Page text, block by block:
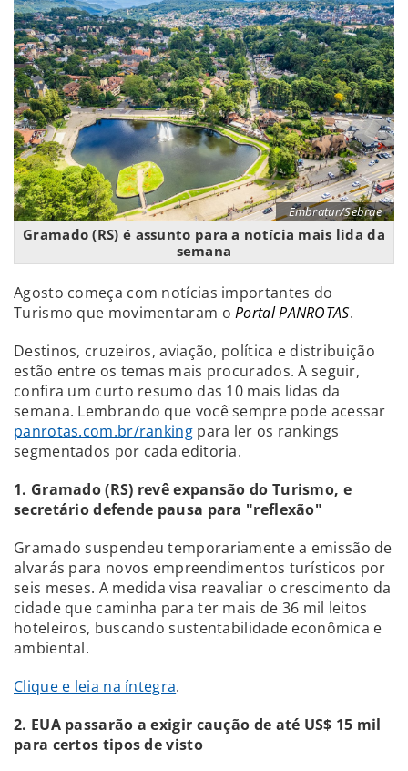
Embratur/Sebrae
Gramado (RS) é assunto para a notícia mais lida da
semana
Agosto começa com notícias importantes do
Turismo que movimentaram oPortal PANROTAS.
Destinos, cruzeiros, aviação, política e distribuição
estão entre os temas mais procurados. A seguir,
confira um curto resumo das 10 mais lidas da
semana. Lembrando que você sempre pode acessar
panrotas.com.br/rankingpara ler os rankings
segmentados por cada editoria.
1. Gramado (RS) revê expansão do Turismo, e
secretário defende pausa para "reflexão"
Gramado suspendeu temporariamente a emissão de
alvarás para novos empreendimentos turísticos por
seis meses. A medida visa reavaliar o crescimento da
cidade que caminha para ter mais de 36 mil leitos
hoteleiros, buscando sustentabilidade econômica e
ambiental.
Clique e leia na íntegra.
2. EUA passarão a exigir caução de até US$ 15 mil
para certos tipos de visto